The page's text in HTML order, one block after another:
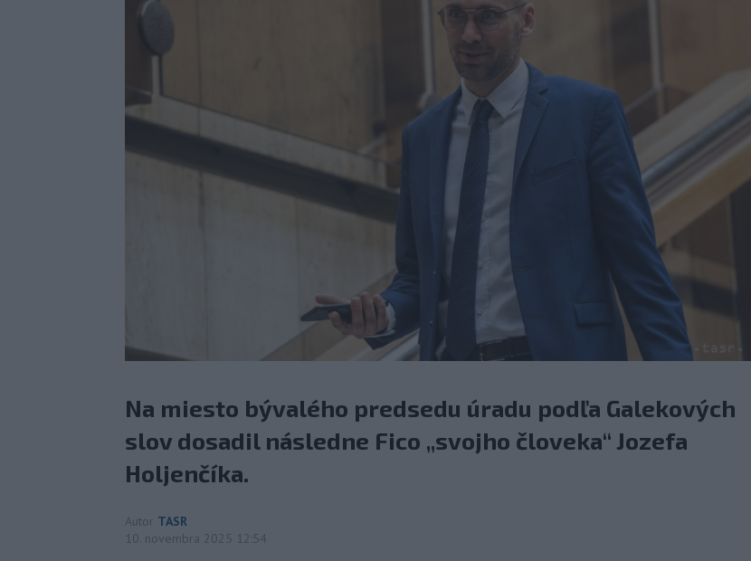
Na miesto bývalého predsedu úradu podľa Galekových
slov dosadil následne Fico „svojho človeka“ Jozefa
Holjenčíka.
Autor TASR
10. novembra 2025 12:54